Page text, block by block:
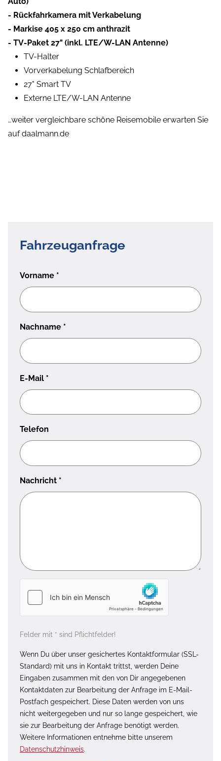
- Rückfahrkamera mit Verkabelung
- Markise 405 x 250 cm anthrazit
- TV-Paket 27" (inkl. LTE/W-LAN Antenne)
TV-Halter
Vorverkabelung Schlafbereich
27" Smart TV
Externe LTE/W-LAN Antenne
…weiter vergleichbare schöne Reisemobile erwarten Sie
auf daalmann.de
Fahrzeuganfrage
Vorname *
Nachname *
E-Mail *
Telefon
Nachricht *
Felder mit * sind Pflichtfelder!
Wenn Du über unser gesichertes Kontaktformular (SSL-
Standard) mit uns in Kontakt trittst, werden Deine
Eingaben zusammen mit den von Dir angegebenen
Kontaktdaten zur Bearbeitung der Anfrage im E-Mail-
Postfach gespeichert. Diese Daten werden von uns
nicht weitergegeben und nur so lange gespeichert, wie
sie zur Bearbeitung der Anfrage benötigt werden.
Weitere Informationen entnehme bitte unserem
Datenschutzhinweis.